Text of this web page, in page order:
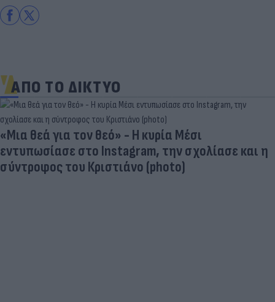
ΑΠΟ ΤΟ ΔΙΚΤΥΟ